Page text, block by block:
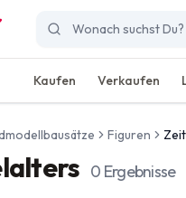
Kaufen Verkaufen
Figuren
0 Ergebnisse